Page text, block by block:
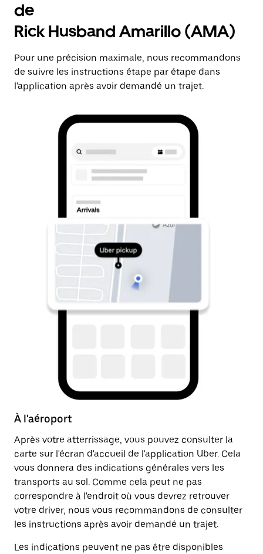
de
Rick Husband Amarillo (AMA)
Pour une précision maximale, nous recommandons
de suivre les instructions étape par étape dans
l'application après avoir demandé un trajet.
À l'aéroport
Après votre atterrissage, vous pouvez consulter la
carte sur l'écran d'accueil de l'application Uber. Cela
vous donnera des indications générales vers les
transports au sol. Comme cela peut ne pas
correspondre à l'endroit où vous devrez retrouver
votre driver, nous vous recommandons de consulter
les instructions après avoir demandé un trajet.
Les indications peuvent ne pas être disponibles